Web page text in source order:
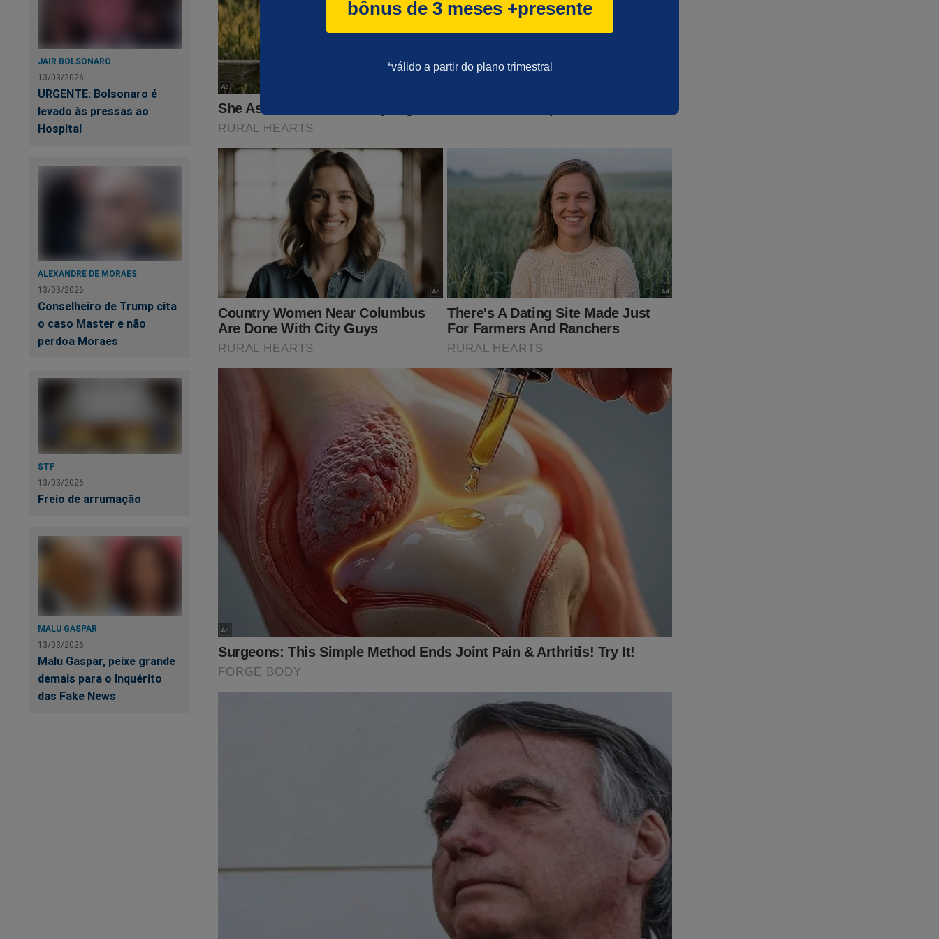
bônus de 3 meses +presente
*válido a partir do plano trimestral
JAIR BOLSONARO
13/03/2026
URGENTE: Bolsonaro é
levado às pressas ao
Hospital
ALEXANDRE DE MORAES
13/03/2026
Conselheiro de Trump cita
o caso Master e não
perdoa Moraes
STF
13/03/2026
Freio de arrumação
MALU GASPAR
13/03/2026
Malu Gaspar, peixe grande
demais para o Inquérito
das Fake News
Siga o Jornal da Cidade Online no Facebook:
Torne-se nosso assinante, o que lhe dará o direito de assistir o
primeiro
PODCAST conservador do Brasil e ter acesso exclusivo ao conteúdo da Revista A
Verdade, onde os "assuntos proibidos" no Brasil são revelados. Para assinar, clique no
link: https://assinante.jornaldacidadeonline.com.br/apresentacao
Nas últimas semanas, o impeachment de Alexandre de Moraes ganhou força. Certamente,
será o ponto de partida para colocar um fim em toda a cruel perseguição contra o ex-
presidente Bolsonaro, seus aliados e a mídia independente como o JCO! O "sistema" quer
esconder o que realmente aconteceu em 2022... Porém, para o "terror" do "sistema", tudo
isso foi documentado no livro"O Fantasma do Alvorada - A Volta à Cena do
Crime",um best sellerno Brasil. Não perca tempo. Caso tenha interesse, clique no link abaixo
para adquirir essa obra:
https://www.conteudoconservador.com.br/products/o-fantasma-do-alvorada-a-volta-a-
O próprio Bolsonaro já conhece o livro: